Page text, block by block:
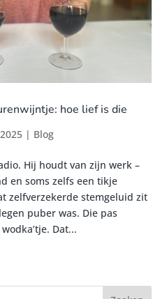
hoe lief is die
| Blog
Hij houdt van zijn werk –
en soms zelfs een tikje
zelfverzekerde stemgeluid zit
puber was. Die pas
Dat...